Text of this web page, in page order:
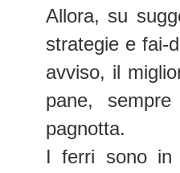
Allora, su
strategie e fai-
avviso, il
pane,
pagnotta.
I ferri sono in